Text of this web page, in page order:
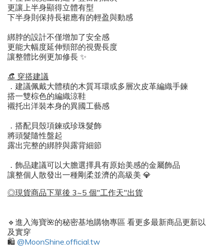
更讓上半身顯得立體有型
下半身則保持長裙應有的輕盈與動感
綁脖的設計不僅增加了安全感
更能大幅度延伸頸部的視覺長度
讓整體比例更加修長 ✨
​​👒 穿搭建議
． 建議佩戴大體積的木質耳環或多層次皮革編織手鍊
搭一雙棕色的編織涼鞋
襯托出洋裝本身的異國工藝感
． 搭配貝殼項鍊或珍珠髮飾
將頭髮隨性盤起
露出完整的綁脖與露背細節
． 飾品建議可以大膽選擇具有原始美感的金屬飾品
讓整個人散發出一種剛柔並濟的高級美 💎
◎現貨商品下單後 3~5 個"工作天"出貨
🔹進入海寶🌺的秘密基地購物專區 看更多最新商品更新以
及實穿
🛍️ @MoonShine.official.tw